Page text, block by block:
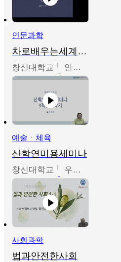
인문과학
차로배우는세계문화
창신대학교 안소영
예술ㆍ체육
산학연미용세미나
창신대학교 우미옥,오윤경,박선이
사회과학
법과안전한사회